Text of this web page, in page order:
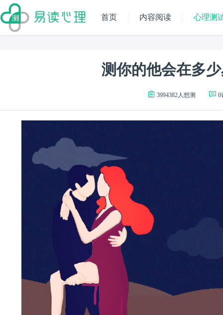
首页 内容阅读 心理测
测你的他会在多
3994382人想测 0